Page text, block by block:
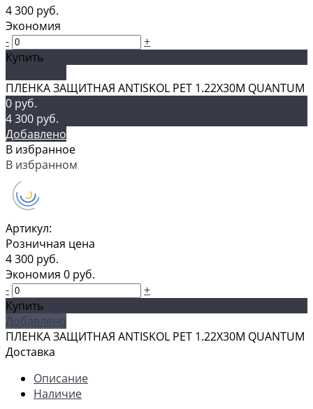
4 300 руб.
Экономия
-
+
Купить
ПЛЕНКА ЗАЩИТНАЯ ANTISKOL PET 1.22Х30М QUANTUM
0 руб.
4 300 руб.
Добавлено
В избранное
В избранном
Артикул:
Розничная цена
4 300 руб.
Экономия 0 руб.
-
+
Купить
Добавлено
ПЛЕНКА ЗАЩИТНАЯ ANTISKOL PET 1.22Х30М QUANTUM
Доставка
Описание
Наличие